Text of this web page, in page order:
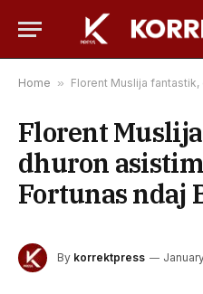
Home » Florent Muslija fantastik,
Florent
dhuron
Fortunas ndaj
By korrektpress